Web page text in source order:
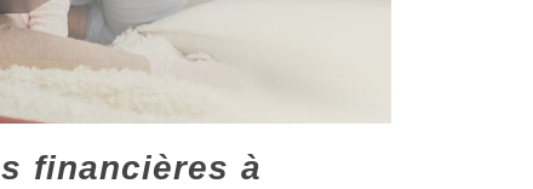
financières à